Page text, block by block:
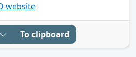
website
To clipboard